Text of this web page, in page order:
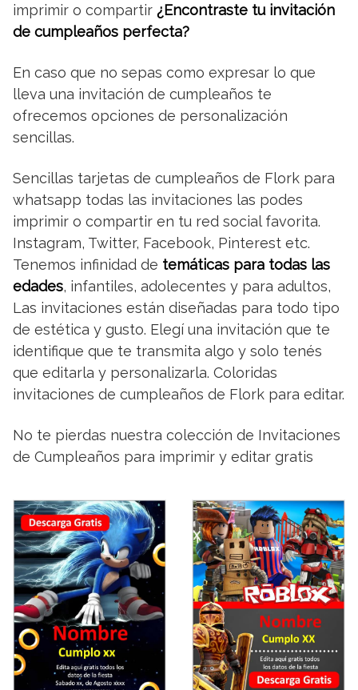
imprimir o compartir ¿Encontraste tu invitación
de cumpleaños perfecta?
En caso que no sepas como expresar lo que
lleva una invitación de cumpleaños te
ofrecemos opciones de personalización
sencillas.
Sencillas tarjetas de cumpleaños de Flork para
whatsapp todas las invitaciones las podes
imprimir o compartir en tu red social favorita.
Instagram, Twitter, Facebook, Pinterest etc.
Tenemos infinidad de temáticas para todas las
edades, infantiles, adolecentes y para adultos,
Las invitaciones están diseñadas para todo tipo
de estética y gusto. Elegí una invitación que te
identifique que te transmita algo y solo tenés
que editarla y personalizarla. Coloridas
invitaciones de cumpleaños de Flork para editar.
No te pierdas nuestra colección de Invitaciones
de Cumpleaños para imprimir y editar gratis